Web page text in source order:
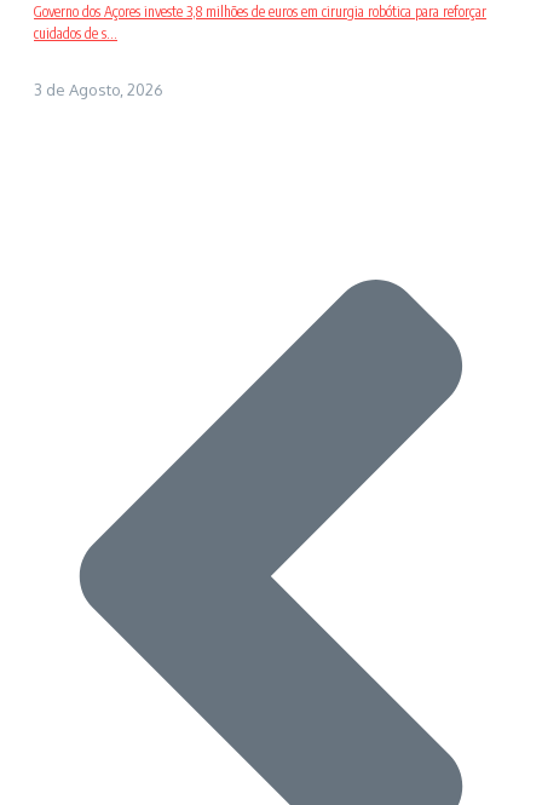
Governo dos Açores investe 3,8 milhões de euros em cirurgia robótica para reforçar
cuidados de s...
3 de Agosto, 2026